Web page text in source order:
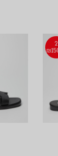
2